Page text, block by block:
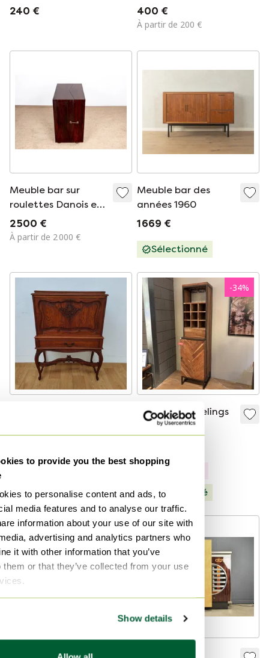
to provide you the best shopping
to personalise content and ads, to
media features and to analyse our traffic.
information about your use of our site with
advertising and analytics partners who
it with other information that you’ve
them or that they’ve collected from your use
Show details
années 1960/70
240 €
– Design milieu du
siècle
400 €
À partir de 200 €
Meuble bar sur
roulettes Danois en
Palissandre et
Laiton par Jorgen
1960.
2 500 €
À partir de 2 000 €
Meuble bar des
années 1960
1 669 €
Sélectionné
À partir de 128 €
-34%
Cave à vin Feelings
Gizeh
Sélectionné
cave à vin